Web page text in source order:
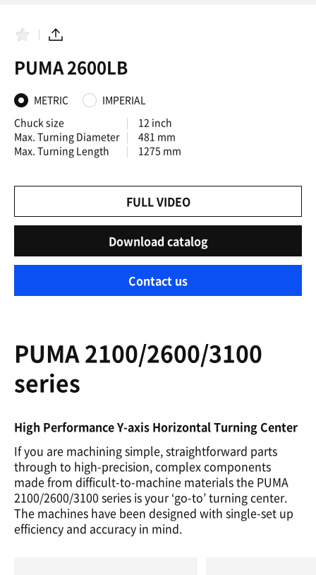
v
o
i
t
e
s
S
a
r
PUMA 2600LB
METRIC
IMPERIAL
Chuck size
12 inch
Max. Turning Diameter
481 mm
Max. Turning Length
1275 mm
FULL VIDEO
Download catalog
Contact us
PUMA 2100/2600/3100
series
High Performance Y-axis Horizontal Turning Center
If you are machining simple, straightforward parts
through to high-precision, complex components
made from difficult-to-machine materials the PUMA
2100/2600/3100 series is your ‘go-to’ turning center.
The machines have been designed with single-set up
efficiency and accuracy in mind.